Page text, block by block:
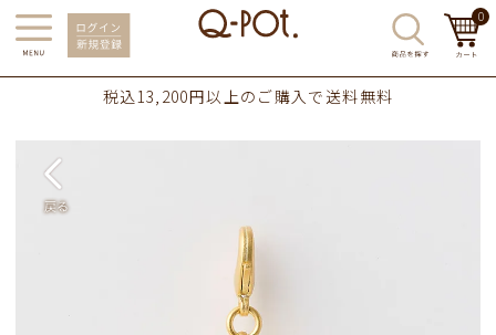
0
税込13,200円以上のご購入で送料無料